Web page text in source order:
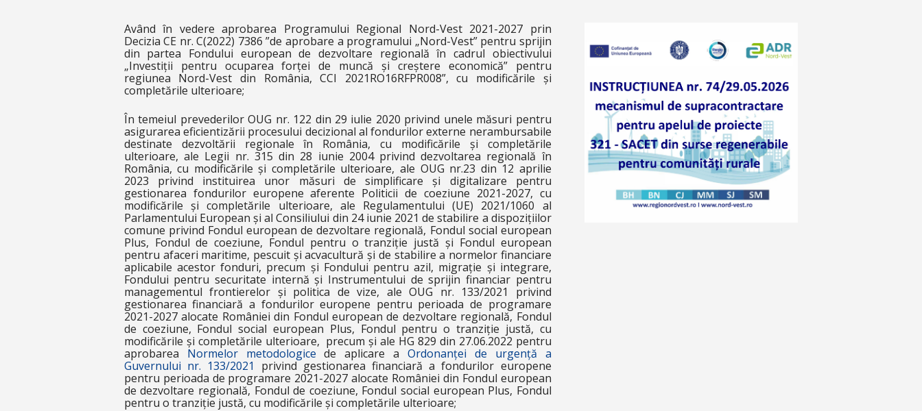
Având în vedere aprobarea Programului Regional Nord-Vest 2021-2027 prin
Decizia CE nr. C(2022) 7386 ”de aprobare a programului „Nord-Vest” pentru sprijin
din partea Fondului european de dezvoltare regională în cadrul obiectivului
„Investiții pentru ocuparea forței de muncă și creștere economică” pentru
regiunea Nord-Vest din România, CCI 2021RO16RFPR008”, cu modificările și
completările ulterioare;
În temeiul prevederilor OUG nr. 122 din 29 iulie 2020 privind unele măsuri pentru
asigurarea eficientizării procesului decizional al fondurilor externe nerambursabile
destinate dezvoltării regionale în România, cu modificările și completările
ulterioare, ale Legii nr. 315 din 28 iunie 2004 privind dezvoltarea regională în
România, cu modificările și completările ulterioare, ale OUG nr.23 din 12 aprilie
2023 privind instituirea unor măsuri de simplificare și digitalizare pentru
gestionarea fondurilor europene aferente Politicii de coeziune 2021-2027, cu
modificările și completările ulterioare, ale Regulamentului (UE) 2021/1060 al
Parlamentului European și al Consiliului din 24 iunie 2021 de stabilire a dispozițiilor
comune privind Fondul european de dezvoltare regională, Fondul social european
Plus, Fondul de coeziune, Fondul pentru o tranziție justă și Fondul european
pentru afaceri maritime, pescuit și acvacultură și de stabilire a normelor financiare
aplicabile acestor fonduri, precum și Fondului pentru azil, migrație și integrare,
Fondului pentru securitate internă și Instrumentului de sprijin financiar pentru
managementul frontierelor și politica de vize, ale OUG nr. 133/2021 privind
gestionarea financiară a fondurilor europene pentru perioada de programare
2021-2027 alocate României din Fondul european de dezvoltare regională, Fondul
de coeziune, Fondul social european Plus, Fondul pentru o tranziție justă, cu
modificările și completările ulterioare, precum și ale HG 829 din 27.06.2022 pentru
aprobarea Normelor metodologice de aplicare aOrdonanței de urgență a
Guvernului nr. 133/2021
privind gestionarea financiară a fondurilor europene
pentru perioada de programare 2021-2027 alocate României din Fondul european
de dezvoltare regională, Fondul de coeziune, Fondul social european Plus, Fondul
pentru o tranziție justă, cu modificările și completările ulterioare;